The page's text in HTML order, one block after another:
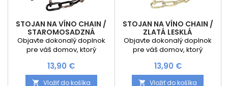
STOJAN NA VÍNO CHAIN /
STAROMOSADZNÁ
Objavte dokonalý doplnok
pre váš domov, ktorý
ale zároveň ukáže vašu lásku
k dobrému vínu a štýlovému
Cena
13,90 €
 Vložiť do košíka
STOJAN NA VÍNO CHAIN /
ZLATÁ LESKLÁ
Objavte dokonalý doplnok
pre váš domov, ktorý
ale zároveň ukáže vašu lásku
k dobrému vínu a štýlovému
Cena
13,90 €
 Vložiť do košíka